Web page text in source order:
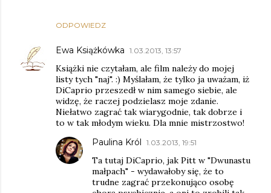
ODPOWIEDZ
Ewa Książkówka 1.03.2013, 13:57
Książki nie czytałam, ale film należy do mojej
listy tych "naj". :) Myślałam, że tylko ja uważam, iż
DiCaprio przeszedł w nim samego siebie, ale
widzę, że raczej podzielasz moje zdanie.
Niełatwo zagrać tak wiarygodnie, tak dobrze i
to w tak młodym wieku. Dla mnie mistrzostwo!
Paulina Król 1.03.2013, 19:51
Ta tutaj DiCaprio, jak Pitt w "Dwunastu
małpach" - wydawałoby się, że to
trudne zagrać przekonująco osobę